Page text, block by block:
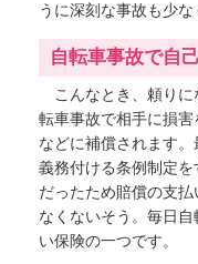
うに深刻な事故も少な
自転車事故で自
こんなとき、頼り
転車事故で相手に損
などに補償されます
義務付ける条例制定
だったため賠償の支
なくないそう。毎日
い保険の一つです。